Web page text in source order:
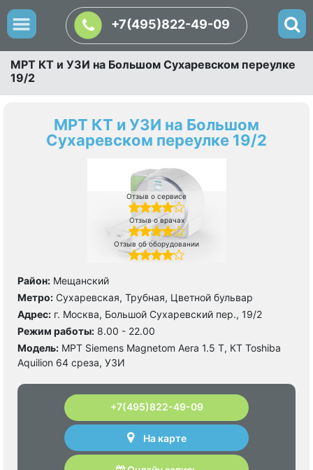
+7(495)822-49-09
МРТ КТ и УЗИ на Большом Сухаревском переулке
19/2
МРТ КТ и УЗИ на Большом
Сухаревском переулке 19/2
Отзыв о сервисе
Отзыв о врачах
Отзыв об оборудовании
Район: Мещанский
Метро: Сухаревская, Трубная, Цветной бульвар
Адрес: г. Москва, Большой Сухаревский пер., 19/2
Режим работы: 8.00 - 22.00
Модель: МРТ Siemens Magnetom Aera 1.5 Т, КТ Toshiba
Aquilion 64 среза, УЗИ
+7(495)822-49-09
На карте